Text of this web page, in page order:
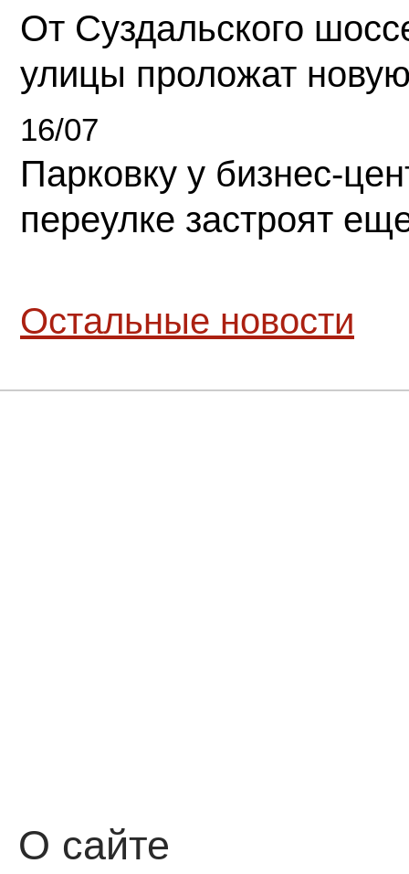
От Суздальского
улицы проложат
16/07
Парковку у бизнес-
переулке застроят
Остальные новости
О сайте